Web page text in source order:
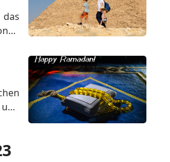
das